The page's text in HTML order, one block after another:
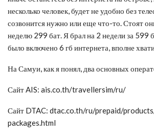
несколько человек, будет не удобно без
созвонится нужно или еще что-то. Стоят
неделю 299 бат. Я брал на 2 недели за 599
было включено 6 гб интернета, вполне
На Самуи, как я понял, два основных
Сайт AIS: ais.co.th/travellersim/ru/
Сайт DTAC: dtac.co.th/ru/prepaid/
packages.html